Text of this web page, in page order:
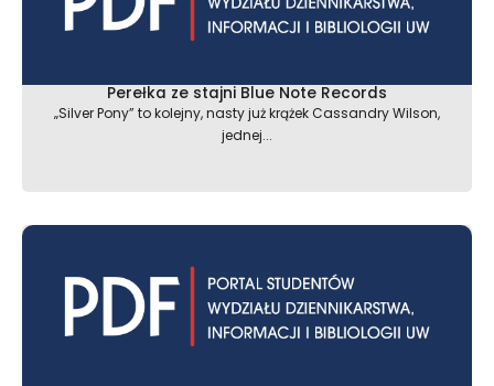
Perełka ze stajni Blue Note Records
„Silver Pony” to kolejny, nasty już krążek Cassandry Wilson,
jednej...